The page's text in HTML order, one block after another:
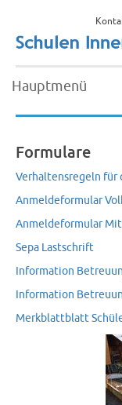
Hauptmenü
Formulare
Verhaltensregeln
Anmeldeformular
Anmeldeformular
Sepa Lastschrift
Information
Information
Merkblattblatt